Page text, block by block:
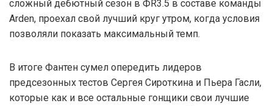
сложный дебютный сезон в ФR3.5 в составе команды
Arden, проехал свой лучший круг утром, когда условия
позволяли показать максимальный темп.
В итоге Фантен сумел опередить лидеров
предсезонных тестов Сергея Сироткина и Пьера Гасли,
которые как и все остальные гонщики свои лучшие